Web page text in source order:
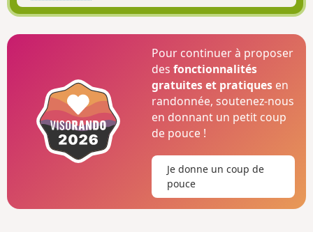
Pour continuer à proposer
desfonctionnalités
gratuites et pratiques en
randonnée, soutenez-nous
en donnant un petit coup
de pouce !
Je donne un coup de
pouce